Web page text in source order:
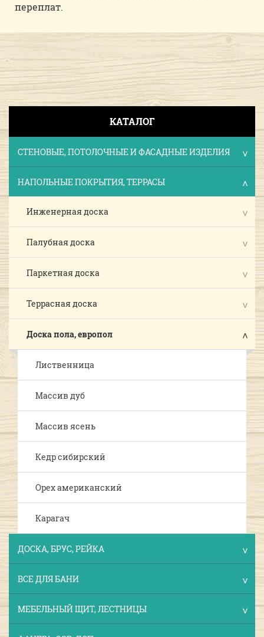
КАТАЛОГ
СТЕНОВЫЕ, ПОТОЛОЧНЫЕ И ФАСАДНЫЕ ИЗДЕЛИЯ
НАПОЛЬНЫЕ ПОКРЫТИЯ, ТЕРРАСЫ
Инженерная доска
Палубная доска
Паркетная доска
Террасная доска
Доска пола, европол
Лиственница
Массив дуб
Массив ясень
Кедр сибирский
Орех американский
Карагач
ДОСКА, БРУС, РЕЙКА
ВСЕ ДЛЯ БАНИ
МЕБЕЛЬНЫЙ ЩИТ, ЛЕСТНИЦЫ
переплат.